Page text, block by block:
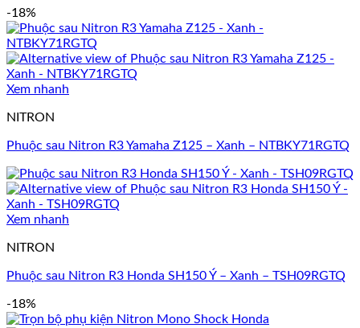
-18%
Xem nhanh
NITRON
Phuộc sau Nitron R3 Yamaha Z125 – Xanh – NTBKY71RGTQ
Xem nhanh
NITRON
Phuộc sau Nitron R3 Honda SH150 Ý – Xanh – TSH09RGTQ
-18%